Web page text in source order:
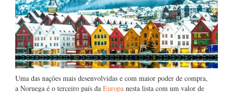
Uma das nações mais desenvolvidas e com maior poder de compra,
a Noruega é o terceiro país da Europa nesta lista com um valor de